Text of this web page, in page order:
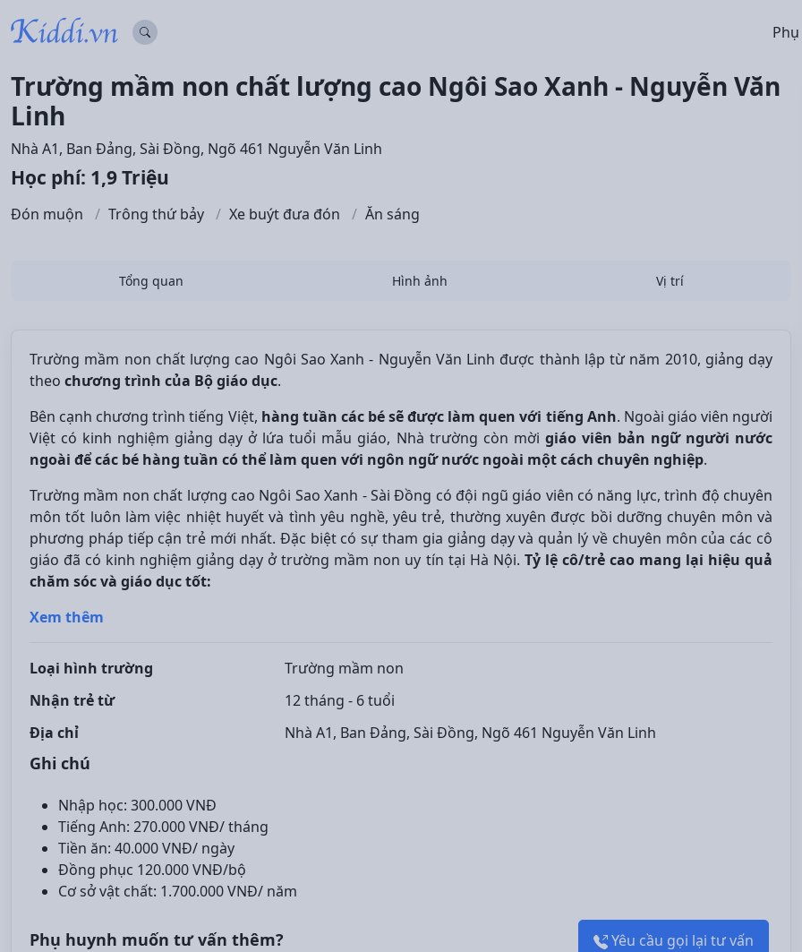
Trường mầm non chất lượng cao Ngôi Sao Xanh - Nguyễn Văn
Linh
Nhà A1, Ban Đảng, Sài Đồng, Ngõ 461 Nguyễn Văn Linh
Học phí: 1,9 Triệu
Đón muộn Trông thứ bảy Xe buýt đưa đón Ăn sáng
Tổng quan Hình ảnh Vị trí
Trường mầm non chất lượng cao Ngôi Sao Xanh - Nguyễn Văn Linh được thành lập từ năm 2010, giảng dạy
theo chương trình của Bộ giáo dục.
Bên cạnh chương trình tiếng Việt, hàng tuần các bé sẽ được làm quen với tiếng Anh. Ngoài giáo viên người
Việt có kinh nghiệm giảng dạy ở lứa tuổi mẫu giáo, Nhà trường còn mời giáo viên bản ngữ người nước
ngoài để các bé hàng tuần có thể làm quen với ngôn ngữ nước ngoài một cách chuyên nghiệp.
Trường mầm non chất lượng cao Ngôi Sao Xanh - Sài Đồng có đội ngũ giáo viên có năng lực, trình độ chuyên
môn tốt luôn làm việc nhiệt huyết và tình yêu nghề, yêu trẻ, thường xuyên được bồi dưỡng chuyên môn và
phương pháp tiếp cận trẻ mới nhất. Đặc biệt có sự tham gia giảng dạy và quản lý về chuyên môn của các cô
giáo đã có kinh nghiệm giảng dạy ở trường mầm non uy tín tại Hà Nội. Tỷ lệ cô/trẻ cao mang lại hiệu quả
chăm sóc và giáo dục tốt:
Xem thêm
Loại hình trường
Trường mầm non
Nhận trẻ từ
12 tháng - 6 tuổi
Địa chỉ
Nhà A1, Ban Đảng, Sài Đồng, Ngõ 461 Nguyễn Văn Linh
Ghi chú
Nhập học: 300.000 VNĐ
Tiếng Anh: 270.000 VNĐ/ tháng
Tiền ăn: 40.000 VNĐ/ ngày
Đồng phục 120.000 VNĐ/bộ
Cơ sở vật chất: 1.700.000 VNĐ/ năm
Phụ huynh muốn tư vấn thêm? Yêu cầu gọi lại tư vấn